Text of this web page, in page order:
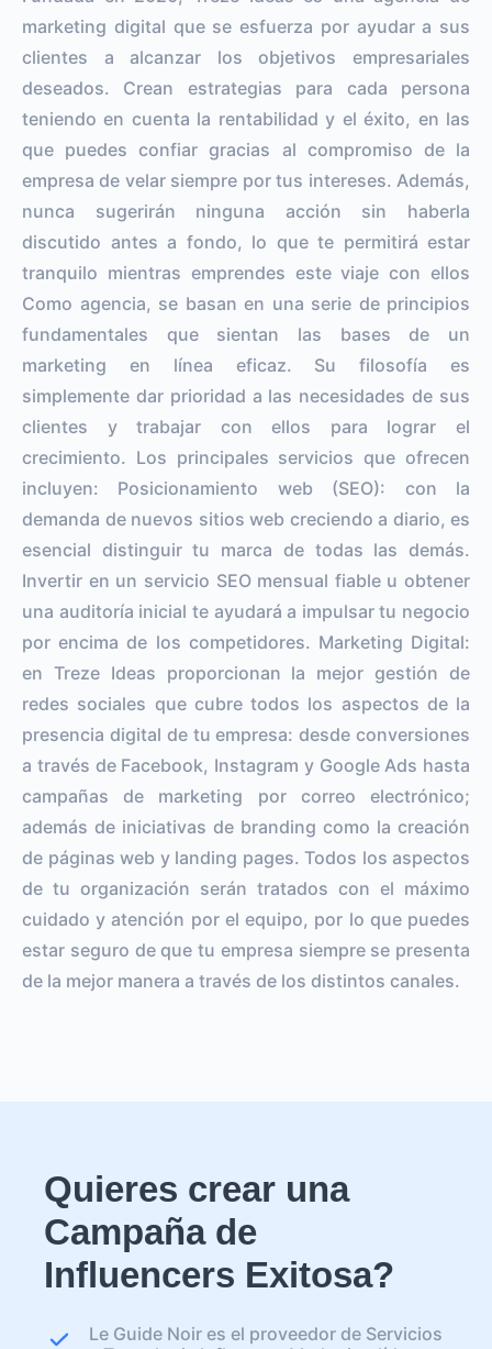
marketing digital que se esfuerza por ayudar a sus
clientes a alcanzar los objetivos empresariales
deseados. Crean estrategias para cada persona
teniendo en cuenta la rentabilidad y el éxito, en las
que puedes confiar gracias al compromiso de la
empresa de velar siempre por tus intereses. Además,
nunca sugerirán ninguna acción sin haberla
discutido antes a fondo, lo que te permitirá estar
tranquilo mientras emprendes este viaje con ellos
Como agencia, se basan en una serie de principios
fundamentales que sientan las bases de un
marketing en línea eficaz. Su filosofía es
simplemente dar prioridad a las necesidades de sus
clientes y trabajar con ellos para lograr el
crecimiento. Los principales servicios que ofrecen
incluyen: Posicionamiento web (SEO): con la
demanda de nuevos sitios web creciendo a diario, es
esencial distinguir tu marca de todas las demás.
Invertir en un servicio SEO mensual fiable u obtener
una auditoría inicial te ayudará a impulsar tu negocio
por encima de los competidores. Marketing Digital:
en Treze Ideas proporcionan la mejor gestión de
redes sociales que cubre todos los aspectos de la
presencia digital de tu empresa: desde conversiones
a través de Facebook, Instagram y Google Ads hasta
campañas de marketing por correo electrónico;
además de iniciativas de branding como la creación
de páginas web y landing pages. Todos los aspectos
de tu organización serán tratados con el máximo
cuidado y atención por el equipo, por lo que puedes
estar seguro de que tu empresa siempre se presenta
de la mejor manera a través de los distintos canales.
Quieres crear una
Campaña de
Influencers Exitosa?
Le Guide Noir es el proveedor de Servicios